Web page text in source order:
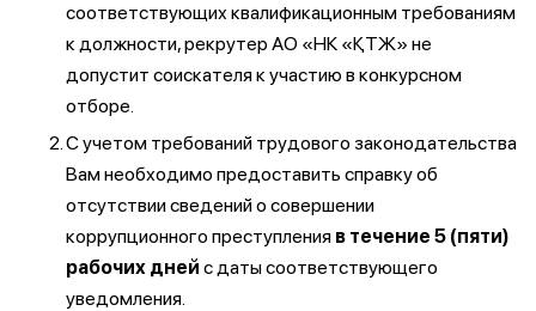
соответствующих квалификационным требованиям
к должности, рекрутер АО «НК «ҚТЖ» не
допустит соискателя к участию в конкурсном
отборе.
С учетом требований трудового законодательства
Вам необходимо предоставить справку об
отсутствии сведений о совершении
коррупционного преступления в течение 5 (пяти)
рабочих дней с даты соответствующего
уведомления.